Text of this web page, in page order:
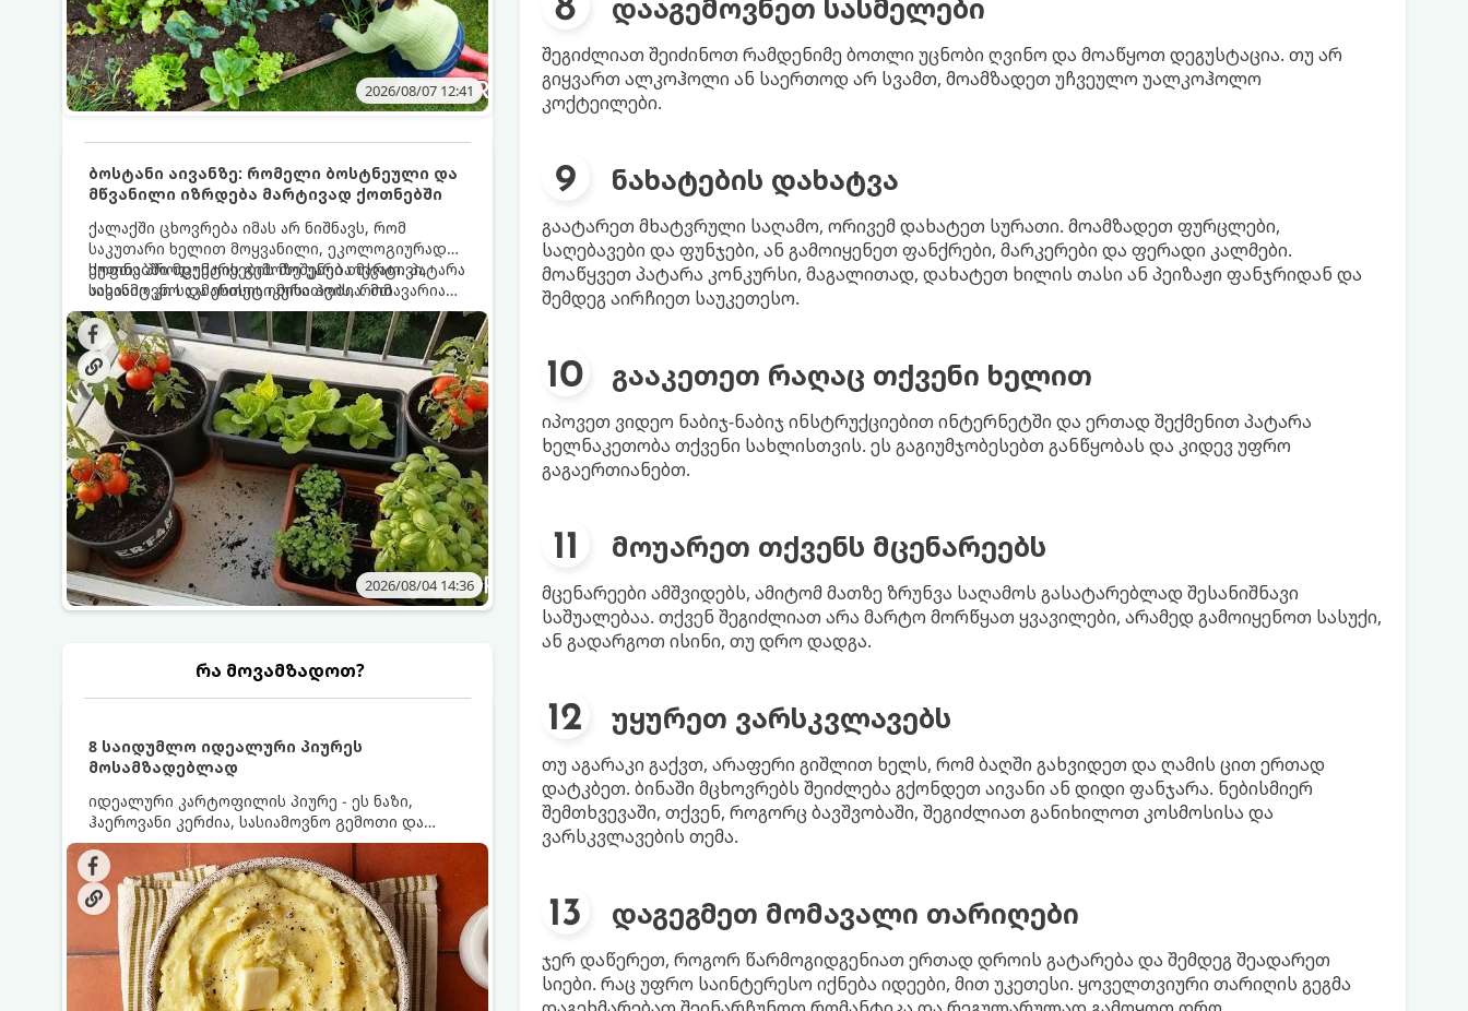
2026/08/07 12:41
ბოსტანი აივანზე: რომელი ბოსტნეული და
მწვანილი იზრდება მარტივად ქოთნებში
ქალაქში ცხოვრება იმას არ ნიშნავს, რომ
საკუთარი ხელით მოყვანილი, ეკოლოგიურად
სუფთა პროდუქტის გემოზე უარი თქვათ. პატარა
აივანიც კი საკმარისია იმისათვის, რომ
მოიწყოთ მინი-ბოსტანი, საიდანაც
ყოველდღიურად ახალ, არომატულ მწვანილსა
და ბოსტნეულს მოკრეფთ.
ქოთნებში მცენარეების მოშენება მარტივი,
სასიამოვნო და ესთეტიკური ჰობია. მთავარია
იცოდეთ, რომელი კულტურები ეგუებიან
ქოთნის პირობებს ყველაზე კარგად და როგორ
მოუაროთ მათ სწორად.
2026/08/04 14:36
რა მოვამზადოთ?
8 საიდუმლო იდეალური პიურეს
მოსამზადებლად
იდეალური კარტოფილის პიურე - ეს ნაზი,
ჰაეროვანი კერძია, სასიამოვნო გემოთი და
ნაღების-მოყვითალო ფერით. მისი მომზადება
ძალიან მარტივია, მაგრამ არსებობს რამდენიმე
საიდუმლო, რომლებიც უნდა იცოდეთ, რომ
პიურე იდეალურად გემრიელი გამოვიდეს.
დააგემოვნეთ სასმელები
შეგიძლიათ შეიძინოთ რამდენიმე ბოთლი უცნობი ღვინო და მოაწყოთ დეგუსტაცია. თუ არ
გიყვართ ალკოჰოლი ან საერთოდ არ სვამთ, მოამზადეთ უჩვეულო უალკოჰოლო
კოქტეილები.
ნახატების დახატვა
გაატარეთ მხატვრული საღამო, ორივემ დახატეთ სურათი. მოამზადეთ ფურცლები,
საღებავები და ფუნჯები, ან გამოიყენეთ ფანქრები, მარკერები და ფერადი კალმები.
მოაწყვეთ პატარა კონკურსი, მაგალითად, დახატეთ ხილის თასი ან პეიზაჟი ფანჯრიდან და
შემდეგ აირჩიეთ საუკეთესო.
გააკეთეთ რაღაც თქვენი ხელით
იპოვეთ ვიდეო ნაბიჯ-ნაბიჯ ინსტრუქციებით ინტერნეტში და ერთად შექმენით პატარა
ხელნაკეთობა თქვენი სახლისთვის. ეს გაგიუმჯობესებთ განწყობას და კიდევ უფრო
გაგაერთიანებთ.
მოუარეთ თქვენს მცენარეებს
მცენარეები ამშვიდებს, ამიტომ მათზე ზრუნვა საღამოს გასატარებლად შესანიშნავი
საშუალებაა. თქვენ შეგიძლიათ არა მარტო მორწყათ ყვავილები, არამედ გამოიყენოთ სასუქი,
ან გადარგოთ ისინი, თუ დრო დადგა.
უყურეთ ვარსკვლავებს
თუ აგარაკი გაქვთ, არაფერი გიშლით ხელს, რომ ბაღში გახვიდეთ და ღამის ცით ერთად
დატკბეთ. ბინაში მცხოვრებს შეიძლება გქონდეთ აივანი ან დიდი ფანჯარა. ნებისმიერ
შემთხვევაში, თქვენ, როგორც ბავშვობაში, შეგიძლიათ განიხილოთ კოსმოსისა და
ვარსკვლავების თემა.
დაგეგმეთ მომავალი თარიღები
ჯერ დაწერეთ, როგორ წარმოგიდგენიათ ერთად დროის გატარება და შემდეგ შეადარეთ
სიები. რაც უფრო საინტერესო იქნება იდეები, მით უკეთესი. ყოველთვიური თარიღის გეგმა